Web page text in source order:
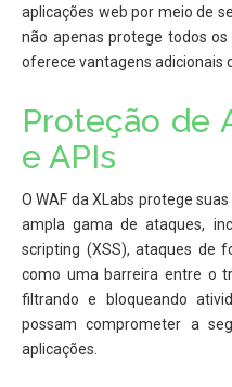
aplicações web por meio de
não apenas protege todos
oferece vantagens adicionais
Proteção de
e APIs
O WAF da XLabs protege
ampla gama de ataques,
scripting (XSS), ataques de
como uma barreira entre o
filtrando e bloqueando
possam comprometer a
aplicações.